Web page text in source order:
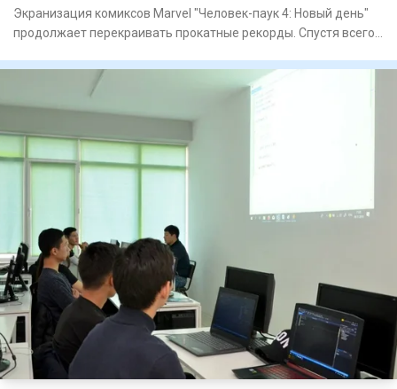
Экранизация комиксов Marvel "Человек-паук 4: Новый день"
продолжает перекраивать прокатные рекорды. Спустя всего